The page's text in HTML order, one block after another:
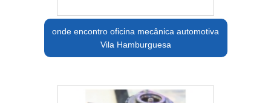
onde encontro oficina mecânica automotiva
Vila Hamburguesa